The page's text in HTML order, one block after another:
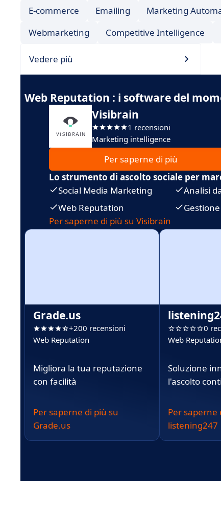
E-commerce Emailing Marketing
Webmarketing
Competitive Intelligence
Vedere più
Web Reputation : i software del
Visibrain
1 recensioni
Marketing intelligence
Per saperne di più
Lo strumento di ascolto sociale per
Social Media Marketing
Analisi
Web Reputation
Per saperne di più su Visibrain
Grade.us
+200 recensioni
Web Reputation
Migliora la tua reputazione
con facilità
Per saperne di più su
Grade.us
0
Web
Soluzione
l'ascolto
Per saperne
listening247